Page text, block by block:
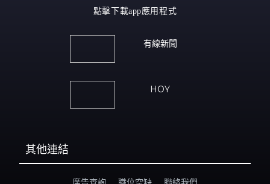
點擊下載app應用程式
有線新聞
HOY
其他連結